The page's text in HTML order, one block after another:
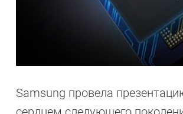
Samsung провела